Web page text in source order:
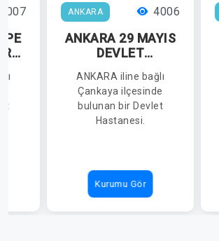
ANKARA 4006
ANKARA 29 MAYIS
DEVLET
ANKARA iline bağlı
Çankaya ilçesinde
bulunan bir Devlet
Hastanesi.
Kurumu Gör